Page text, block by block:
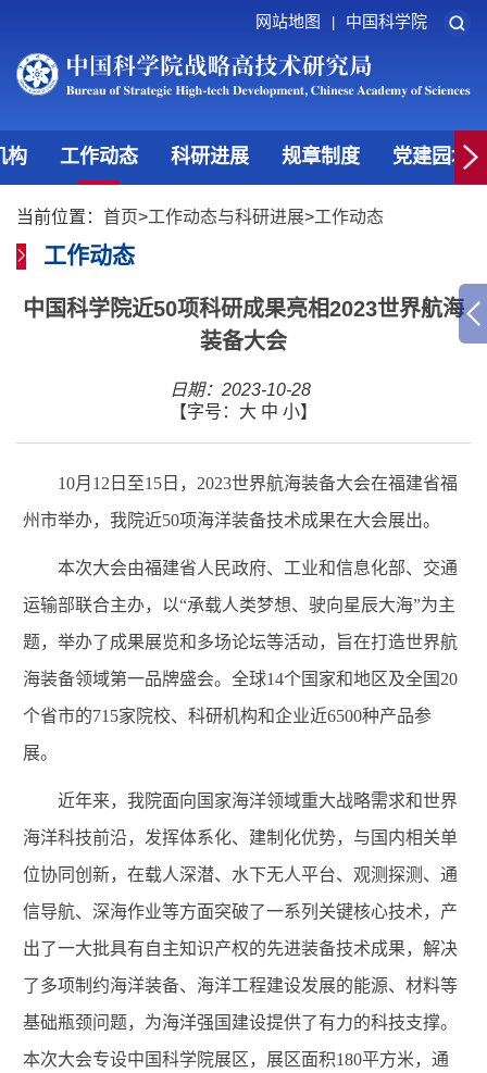
网站地图 中国科学院
构 工作动态 科研进展 规章制度 党建园地
当前位置： 首页>工作动态与科研进展>工作动态
工作动态
中国科学院近50项科研成果亮相2023世界航海
装备大会
日期：2023-10-28
【字号： 大 中 小】
10月12日至15日，2023世界航海装备大会在福建省福
州市举办，我院近50项海洋装备技术成果在大会展出。
本次大会由福建省人民政府、工业和信息化部、交通
运输部联合主办，以“承载人类梦想、驶向星辰大海”为主
题，举办了成果展览和多场论坛等活动，旨在打造世界航
海装备领域第一品牌盛会。全球14个国家和地区及全国20
个省市的715家院校、科研机构和企业近6500种产品参
展。
近年来，我院面向国家海洋领域重大战略需求和世界
海洋科技前沿，发挥体系化、建制化优势，与国内相关单
位协同创新，在载人深潜、水下无人平台、观测探测、通
信导航、深海作业等方面突破了一系列关键核心技术，产
出了一大批具有自主知识产权的先进装备技术成果，解决
了多项制约海洋装备、海洋工程建设发展的能源、材料等
基础瓶颈问题，为海洋强国建设提供了有力的科技支撑。
本次大会专设中国科学院展区，展区面积180平方米，通